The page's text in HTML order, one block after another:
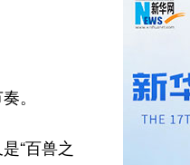
。
“百兽之